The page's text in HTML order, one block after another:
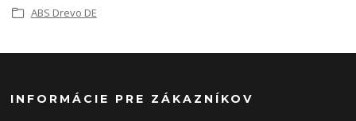
ABS Drevo DE
INFORMÁCIE PRE ZÁKAZNÍKOV